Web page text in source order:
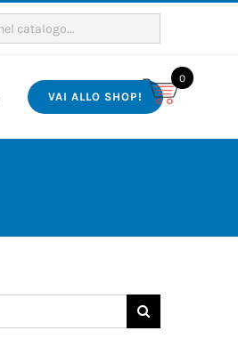
VAI ALLO SHOP!
0